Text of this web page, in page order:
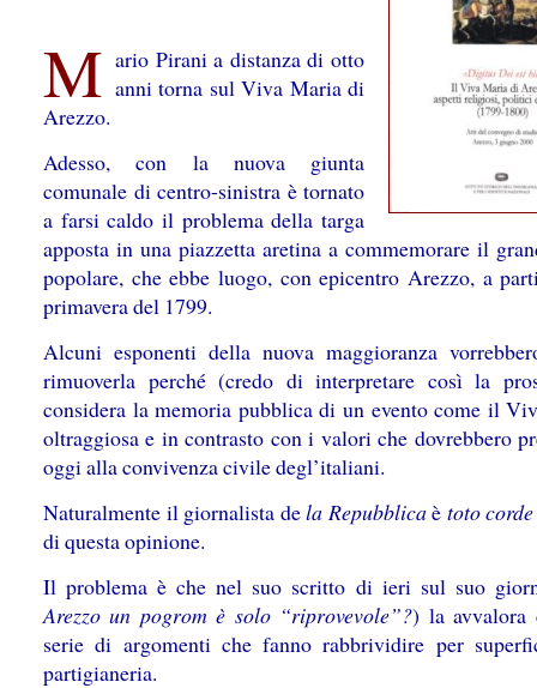
M ario Pirani a distanza di otto
anni torna sul Viva Maria di
Arezzo.
Adesso, con la nuova giunta
comunale di centro-sinistra è tornato
a farsi caldo il problema della targa
apposta in una piazzetta aretina a commemorare il
popolare, che ebbe luogo, con epicentro Arezzo, a
primavera del 1799.
Alcuni esponenti della nuova maggioranza
rimuoverla perché (credo di interpretare così la
considera la memoria pubblica di un evento come il
oltraggiosa e in contrasto con i valori che dovrebbero
oggi alla convivenza civile degl’italiani.
Naturalmente il giornalista dela Repubblicaè toto corde
di questa opinione.
Il problema è che nel suo scritto di ieri sul suo
Arezzo un pogrom è solo “riprovevole”?) la avvalora
serie di argomenti che fanno rabbrividire per
partigianeria.